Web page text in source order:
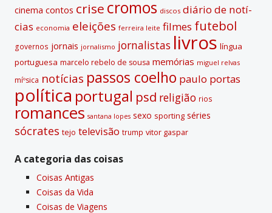
cinema contos crise cromos discos diário de notí­
cias economia eleições ferreira leite filmes futebol
governos jornais jornalismo jornalistas livros lí­ngua
portuguesa marcelo rebelo de sousa memórias miguel relvas
míºsica notí­cias passos coelho paulo portas
polí­tica portugal psd religião rios
romances santana lopes sexo sporting séries
sócrates tejo televisão trump vitor gaspar
A categoria das coisas
Coisas Antigas
Coisas da Vida
Coisas de Viagens